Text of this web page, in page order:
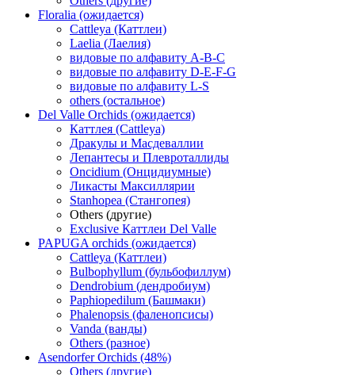
Floralia (ожидается)
Cattleya (Каттлеи)
Laelia (Лаелия)
видовые по алфавиту A-B-C
видовые по алфавиту D-E-F-G
видовые по алфавиту L-S
others (остальное)
Del Valle Orchids (ожидается)
Каттлея (Cattleya)
Дракулы и Масдеваллии
Лепантесы и Плевроталлиды
Oncidium (Онцидиумные)
Ликасты Максиллярии
Stanhopea (Стангопея)
Others (другие)
Exclusive Каттлеи Del Valle
PAPUGA orchids (ожидается)
Cattleya (Каттлеи)
Bulbophyllum (бульбофиллум)
Dendrobium (дендробиум)
Paphiopedilum (Башмаки)
Phalenopsis (фаленопсисы)
Vanda (ванды)
Others (разное)
Asendorfer Orchids (48%)
Others (другие)